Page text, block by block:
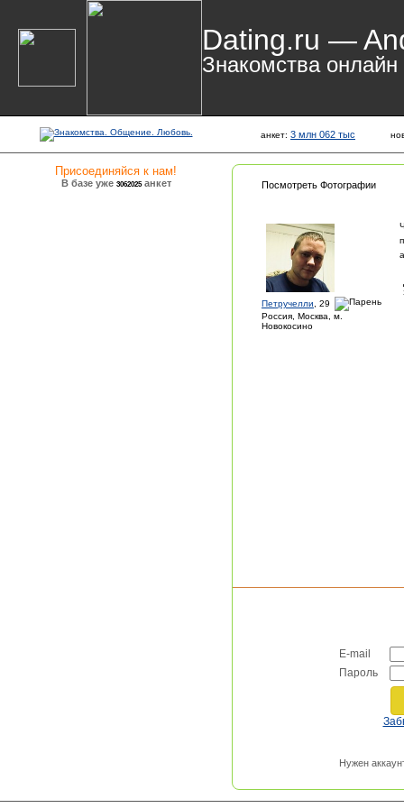
Dating.ru —
Знакомства онлайн
анкет: 3 млн 062 тыс
Присоединяйся к нам!
В базе уже 3062025анкет Посмотреть Фотографии
Петручелли , 29
Россия, Москва, м.
Новокосино
E-mail
Пароль
Нужен